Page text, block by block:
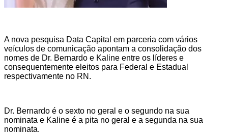
A nova pesquisa Data Capital em parceria com vários
veículos de comunicação apontam a consolidação dos
nomes de Dr. Bernardo e Kaline entre os líderes e
consequentemente eleitos para Federal e Estadual
respectivamente no RN.
Dr. Bernardo é o sexto no geral e o segundo na sua
nominata e Kaline é a pita no geral e a segunda na sua
nominata.